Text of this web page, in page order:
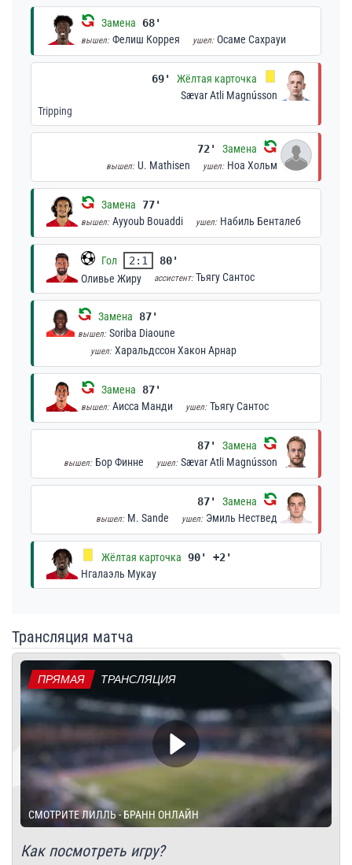
Замена 68'
вышел: Фелиш Коррея ушел: Осаме Сахрауи
69'
Жёлтая карточка
Sævar Atli Magnússon
Tripping
72' Замена
вышел: U. Mathisen ушел: Ноа Хольм
Замена 77'
вышел: Ayyoub Bouaddi ушел: Набиль Бенталеб
Гол 2:1
80'
Оливье Жиру
ассистент:Тьягу Сантос
Замена 87'
вышел: Soriba Diaoune
ушел: Харальдссон Хакон Арнар
Замена 87'
вышел: Аисса Манди ушел: Тьягу Сантос
87' Замена
вышел: Бор Финне ушел: Sævar Atli Magnússon
87' Замена
вышел: M. Sande ушел: Эмиль Нествед
Жёлтая карточка 90' +2'
Нгалаэль Мукау
Трансляция матча
ПРЯМАЯ ТРАНСЛЯЦИЯ
СМОТРИТЕ ЛИЛЛЬ - БРАНН ОНЛАЙН
Как посмотреть игру?